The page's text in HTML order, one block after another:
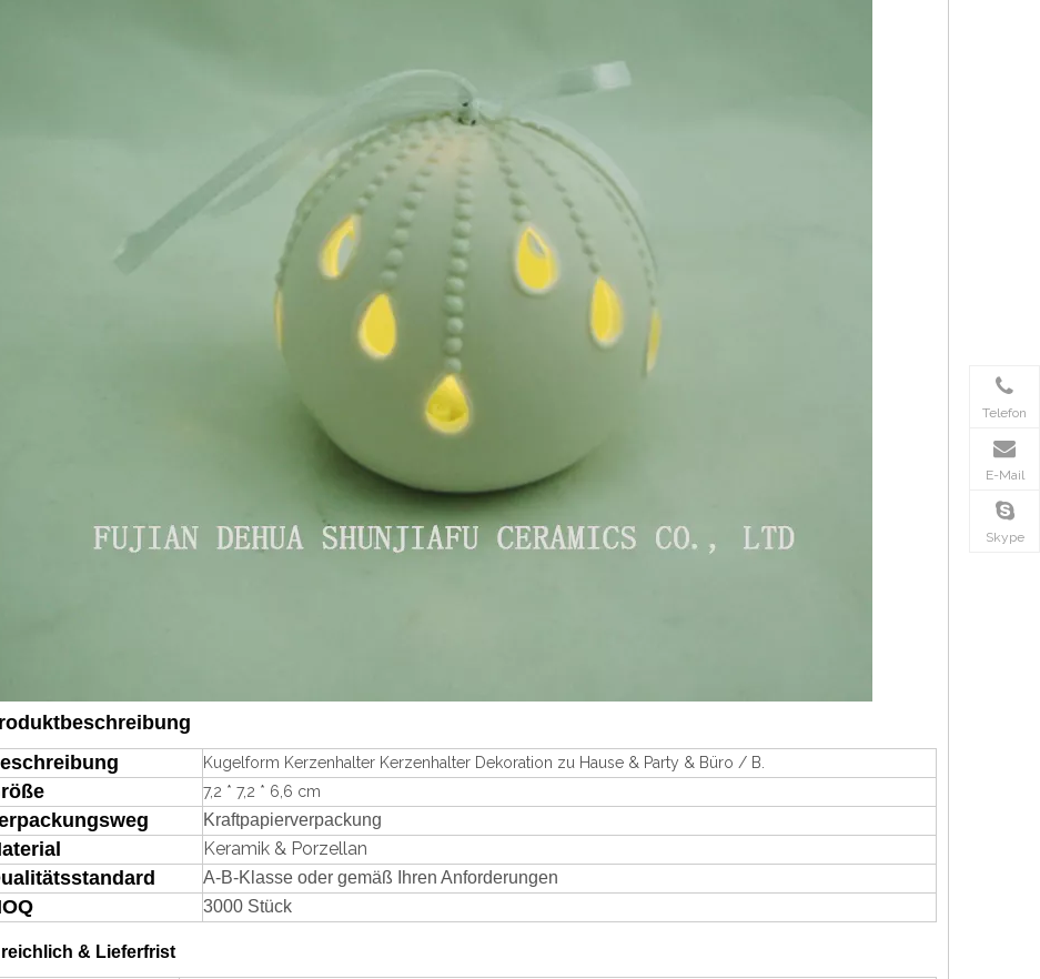
Kugelform Kerzenhalter Kerzenhalter Dekoration zu Hause & Party & Büro / B.
7,2 * 7,2 * 6,6 cm
Kraftpapierverpackung
Keramik & Porzellan
A-B-Klasse oder gemäß Ihren Anforderungen
3000 Stück
reichlich & Lieferfrist
Telefon
E-Mail
Skype